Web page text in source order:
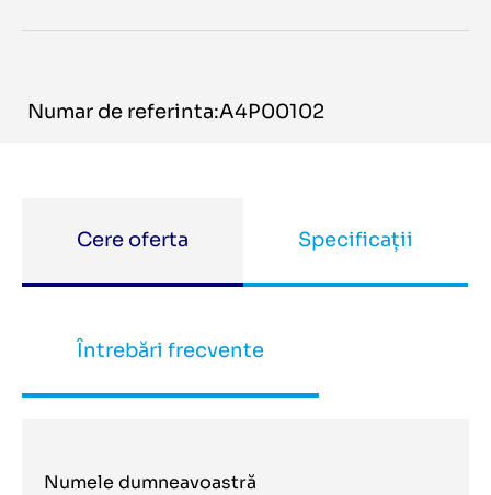
Numar de referinta:A4P00102
Cere oferta Specificații
Întrebări frecvente
Numele dumneavoastră